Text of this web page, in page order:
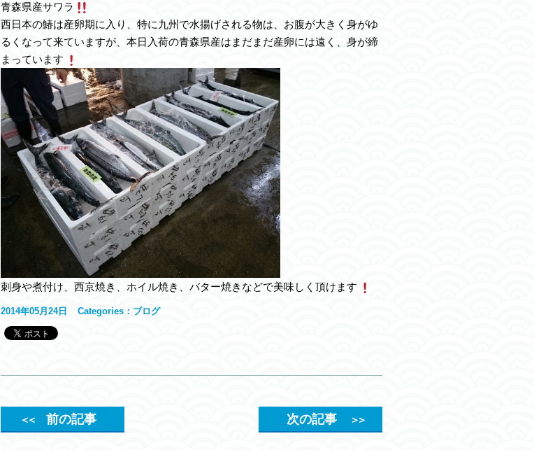
青森県産サワラ
西日本の鰆は産卵期に入り、特に九州で水揚げされる物は、お腹が大きく身がゆ
るくなって来ていますが、本日入荷の青森県産はまだまだ産卵には遠く、身が締
まっています
刺身や煮付け、西京焼き、ホイル焼き、バター焼きなどで美味しく頂けます
2014年05月24日 Categories： ブログ
＜＜前の記事 次の記事 ＞＞